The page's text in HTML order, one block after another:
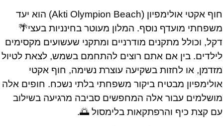
חוף אקטי אולימפיון (Akti Olympion Beach) הוא יעד
משפחתי מועדף נוסף. המלון מעוטר בחינניות בעצי🌴
דקל, וכולל מתקנים מודרניים ומתקני שעשועים מקסימים
לילדים. בין אם אתם רוצים להתחמם בשמש, לצאת לטיול
מזדמן, או לחזות בשקיעה עוצרת נשימה, חוף אקטי
אולימפיון מבטיח ביקור משפחתי בלתי נשכח. חופים אלה
מושלמים עבור אלה המחפשים סביבה מרגיעה בשילוב
עם קצת כיף והרפתקאות בלימסול 🌅.